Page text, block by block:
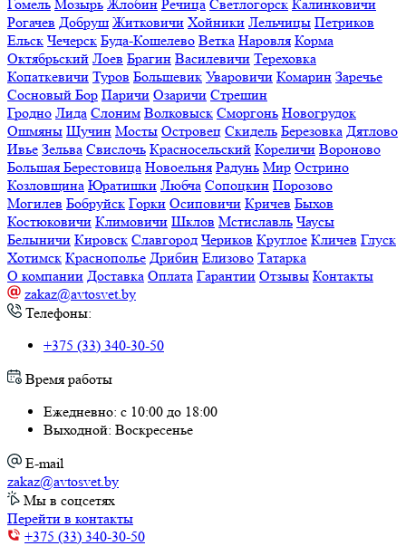
Гомель Мозырь Жлобин Речица Светлогорск Калинковичи
Рогачев Добруш Житковичи Хойники Лельчицы Петриков
Ельск Чечерск Буда-Кошелево Ветка Наровля Корма
Октябрьский Лоев Брагин Василевичи Тереховка
Копаткевичи Туров Большевик Уваровичи Комарин Заречье
Сосновый Бор Паричи Озаричи Стрешин
Гродно Лида Слоним Волковыск Сморгонь Новогрудок
Ошмяны Щучин Мосты Островец Скидель Березовка Дятлово
Ивье Зельва Свислочь Красносельский Кореличи Вороново
Большая Берестовица Новоельня Радунь Мир Острино
Козловщина Юратишки Любча Сопоцкин Порозово
Могилев Бобруйск Горки Осиповичи Кричев Быхов
Костюковичи Климовичи Шклов Мстиславль Чаусы
Белыничи Кировск Славгород Чериков Круглое Кличев Глуск
Хотимск Краснополье Дрибин Елизово Татарка
О компании Доставка Оплата Гарантии Отзывы Контакты
zakaz@avtosvet.by
Телефоны:
+375 (33) 340-30-50
Время работы
Ежедневно: с 10:00 до 18:00
Выходной: Воскресенье
E-mail
zakaz@avtosvet.by
Мы в соцсетях
Перейти в контакты
+375 (33) 340-30-50